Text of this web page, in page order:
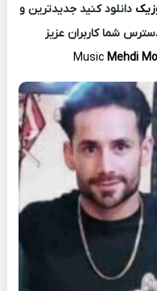
دانلود کنید جدیدترین و
شما کاربران عزیز
MusicMehdi